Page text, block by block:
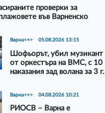
проверки за
във Варненско
Варна<+> 05.08.2026 13:15
Шофьорът, убил музикант
от оркестъра на ВМС, с 10
наказания зад волана за 3 г.
Варна<+> 04.08.2026 10:21
РИОСВ – Варна е